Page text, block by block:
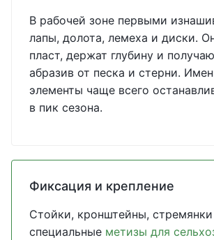
В рабочей зоне первыми
лапы, долота, лемеха и диски.
пласт, держат глубину и
абразив от песка и стерни.
элементы чаще всего
в пик сезона.
Фиксация и крепление
Стойки, кронштейны,
специальные метизы для